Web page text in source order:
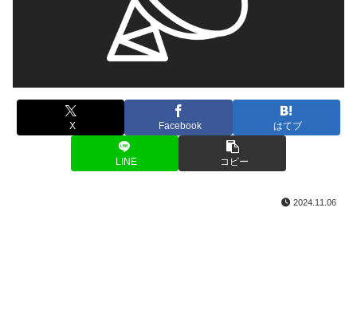
X Facebook はてブ
LINE コピー
2024.11.06